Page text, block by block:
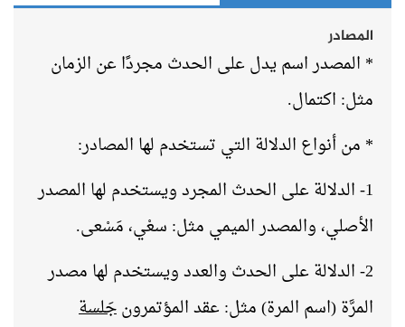
المصادر
* المصدر اسم يدل على الحدث مجردًا عن الزمان
مثل: اكتمال.
* من أنواع الدلالة التي تستخدم لها المصادر:
1- الدلالة على الحدث المجرد ويستخدم لها المصدر
الأصلي، والمصدر الميمي مثل: سعْي، مَسْعى.
2- الدلالة على الحدث والعدد ويستخدم لها مصدر
المرَّة (اسم المرة) مثل: عقد المؤتمرونجَلسة